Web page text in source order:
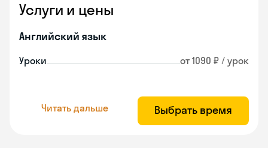
Услуги и цены
Английский язык
Уроки от 1090 ₽ / урок
Читать дальше Выбрать время